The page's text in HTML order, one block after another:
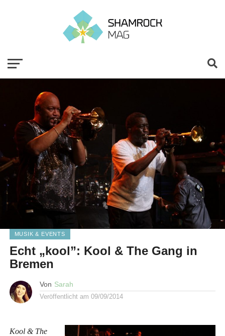
MUSIK & EVENTS
Echt „kool”: Kool & The Gang in
Bremen
Von Sarah
Veröffentlicht am 09/09/2014
Kool & The